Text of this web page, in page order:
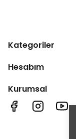
Kategoriler
Hesabım
Kurumsal